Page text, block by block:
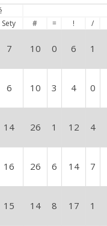
Sety # = ! /
7 10 0 6 1
6 10 3 4 0
14 26 1 12 4
16 26 6 14 7
15 14 8 17 1